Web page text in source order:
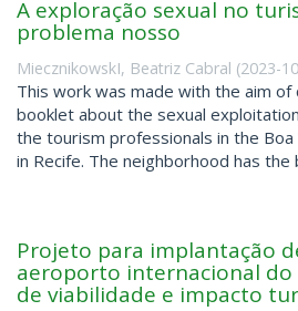
A exploração sexual no
problema nosso
MiecznikowskI, Beatriz Cabral (2023-
This work was made with the aim
booklet about the sexual
the tourism professionals in the
in Recife. The neighborhood has the
Projeto para implantação
aeroporto internacional do
de viabilidade e impacto